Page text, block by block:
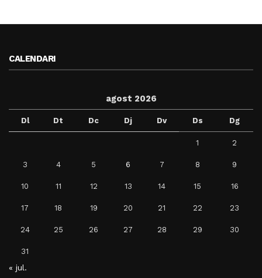
CALENDARI
agost 2026
Dl Dt Dc Dj Dv Ds Dg
1 2
3 4 5 6 7 8 9
10 11 12 13 14 15 16
17 18 19 20 21 22 23
24 25 26 27 28 29 30
31
« jul.